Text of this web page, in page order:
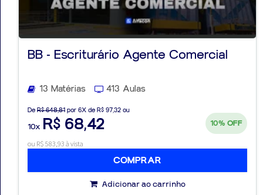
BB - Escriturário Agente Comercial
13 Matérias 413 Aulas
De R$ 648,81 por 6X de R$ 97,32 ou
10x R$ 68,42 10% OFF
ou R$ 583,93 à vista
COMPRAR
Adicionar ao carrinho